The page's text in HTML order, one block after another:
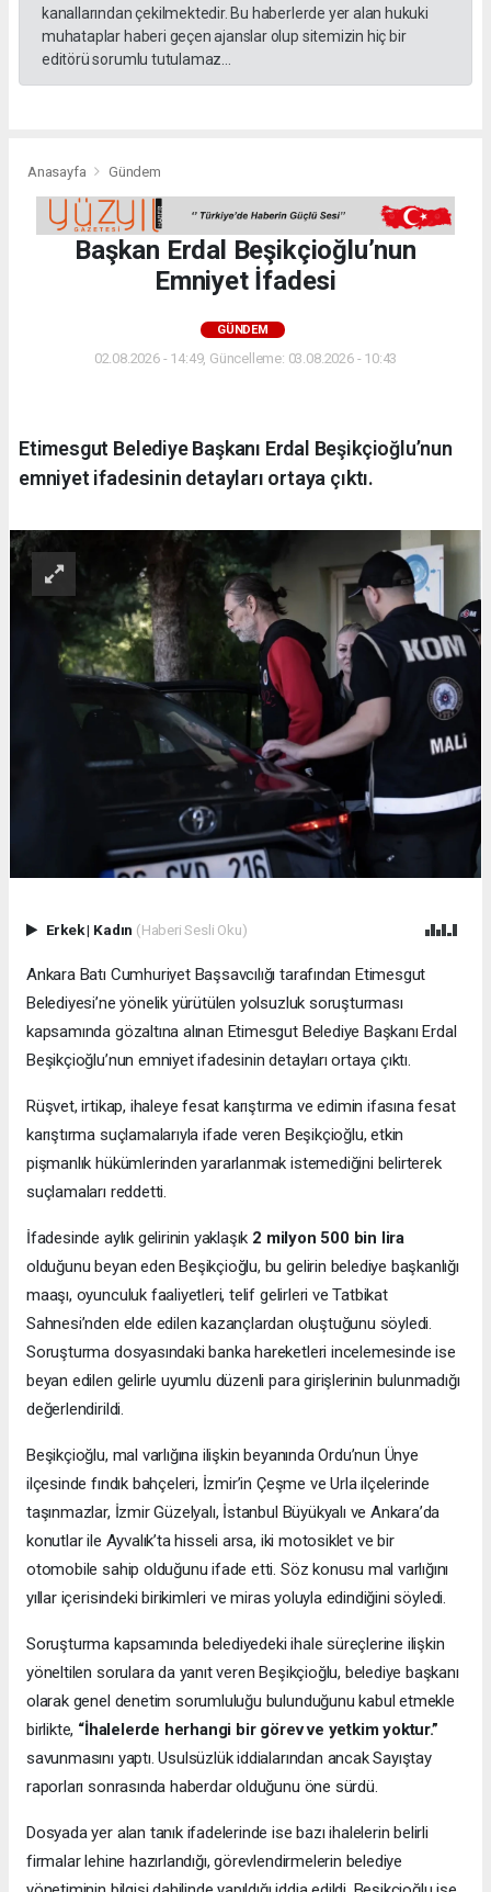
kanallarından çekilmektedir. Bu haberlerde yer alan hukuki
muhataplar haberi geçen ajanslar olup sitemizin hiç bir
editörü sorumlu tutulamaz...
Anasayfa Gündem
Başkan Erdal Beşikçioğlu’nun
Emniyet İfadesi
GÜNDEM
02.08.2026 - 14:49, Güncelleme: 03.08.2026 - 10:43
Etimesgut Belediye Başkanı Erdal Beşikçioğlu’nun
emniyet ifadesinin detayları ortaya çıktı.
Erkek| Kadın (Haberi Sesli Oku)
Ankara Batı Cumhuriyet Başsavcılığı tarafından Etimesgut
Belediyesi’ne yönelik yürütülen yolsuzluk soruşturması
kapsamında gözaltına alınan Etimesgut Belediye Başkanı Erdal
Beşikçioğlu’nun emniyet ifadesinin detayları ortaya çıktı.
Rüşvet, irtikap, ihaleye fesat karıştırma ve edimin ifasına fesat
karıştırma suçlamalarıyla ifade veren Beşikçioğlu, etkin
pişmanlık hükümlerinden yararlanmak istemediğini belirterek
suçlamaları reddetti.
İfadesinde aylık gelirinin yaklaşık 2 milyon 500 bin lira
olduğunu beyan eden Beşikçioğlu, bu gelirin belediye başkanlığı
maaşı, oyunculuk faaliyetleri, telif gelirleri ve Tatbikat
Sahnesi’nden elde edilen kazançlardan oluştuğunu söyledi.
Soruşturma dosyasındaki banka hareketleri incelemesinde ise
beyan edilen gelirle uyumlu düzenli para girişlerinin bulunmadığı
değerlendirildi.
Beşikçioğlu, mal varlığına ilişkin beyanında Ordu’nun Ünye
ilçesinde fındık bahçeleri, İzmir’in Çeşme ve Urla ilçelerinde
taşınmazlar, İzmir Güzelyalı, İstanbul Büyükyalı ve Ankara’da
konutlar ile Ayvalık’ta hisseli arsa, iki motosiklet ve bir
otomobile sahip olduğunu ifade etti. Söz konusu mal varlığını
yıllar içerisindeki birikimleri ve miras yoluyla edindiğini söyledi.
Soruşturma kapsamında belediyedeki ihale süreçlerine ilişkin
yöneltilen sorulara da yanıt veren Beşikçioğlu, belediye başkanı
olarak genel denetim sorumluluğu bulunduğunu kabul etmekle
birlikte, “İhalelerde herhangi bir görev ve yetkim yoktur.”
savunmasını yaptı. Usulsüzlük iddialarından ancak Sayıştay
raporları sonrasında haberdar olduğunu öne sürdü.
Dosyada yer alan tanık ifadelerinde ise bazı ihalelerin belirli
firmalar lehine hazırlandığı, görevlendirmelerin belediye